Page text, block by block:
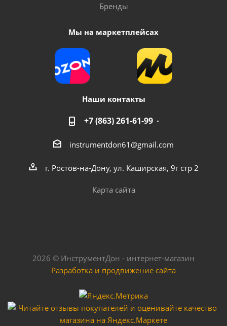
Бренды
Мы на маркетплейсах
Наши контакты
+7 (863) 261-61-99
instrumentdon61@gmail.com
г. Ростов-на-Дону, ул. Каширская, 9г стр 2
Карта сайта
2026 © ИнструментДон - интернет-магазин
Разработка и продвижение сайта